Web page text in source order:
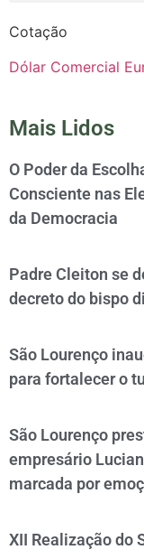
Cotação
Dólar Comercial
Mais Lidos
O Poder da
Consciente nas
da Democracia
Padre Cleiton se
decreto do bispo
São Lourenço
para fortalecer o
São Lourenço
empresário
marcada por
XII Realização do